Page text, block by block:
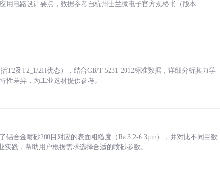
用电路设计要点，数据参考自杭州士兰微电子官方规格书（版本
T2及T2_1/2H状态），结合GB/T 5231-2012标准数据，详细分析其力学
性差异，为工业选材提供参考。
合金喷砂200目对应的表面粗糙度（Ra 3.2-6.3μm），并对比不同目数
践，帮助用户根据需求选择合适的喷砂参数。